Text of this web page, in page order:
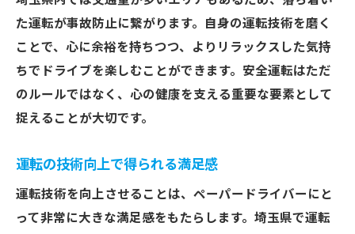
た運転が事故防止に繋がります。自身の運転技術を磨く
ことで、心に余裕を持ちつつ、よりリラックスした気持
ちでドライブを楽しむことができます。安全運転はただ
のルールではなく、心の健康を支える重要な要素として
捉えることが大切です。
運転の技術向上で得られる満足感
運転技術を向上させることは、ペーパードライバーにと
って非常に大きな満足感をもたらします。埼玉県で運転